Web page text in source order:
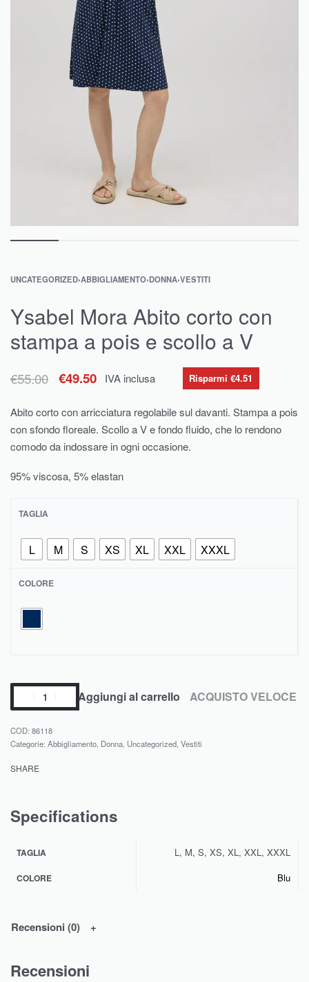
UNCATEGORIZED›ABBIGLIAMENTO›DONNA›VESTITI
Ysabel Mora Abito corto con
stampa a pois e scollo a V
€55.00 €49.50 IVA inclusa Risparmi €4.51
Abito corto con arricciatura regolabile sul davanti. Stampa a pois
con sfondo floreale. Scollo a V e fondo fluido, che lo rendono
comodo da indossare in ogni occasione.
95% viscosa, 5% elastan
TAGLIA
L M S XS XL XXL XXXL
COLORE
Aggiungi al carrello ACQUISTO VELOCE
86118
Categorie: Abbigliamento, Donna, Uncategorized, Vestiti
SHARE
Specifications
TAGLIA L, M, S, XS, XL, XXL, XXXL
COLORE Blu
Recensioni (0)
Recensioni